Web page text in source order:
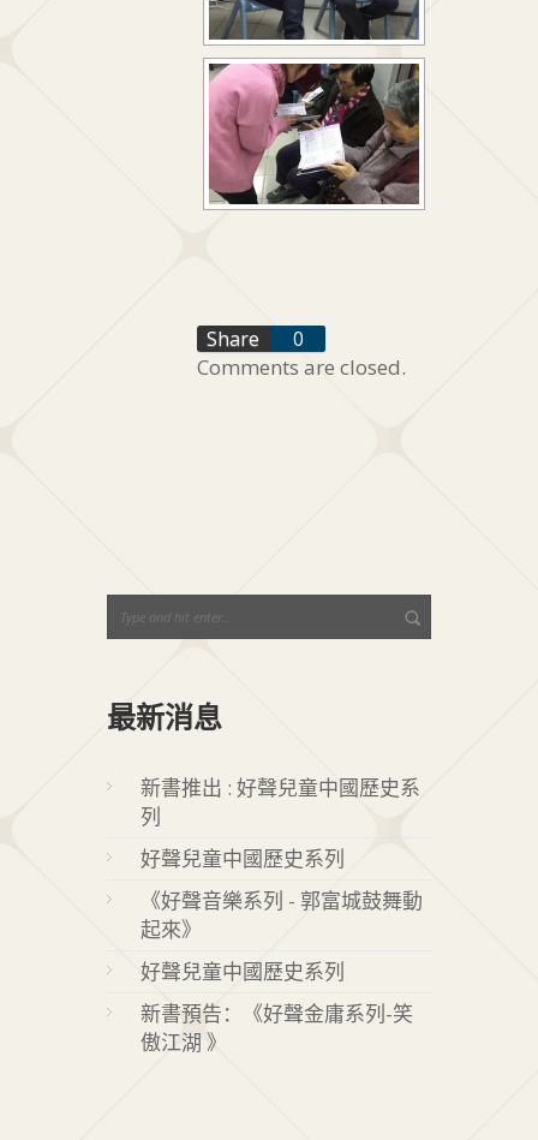
Share
f
t
0
Comments are closed.
最新消息
新書推出 : 好聲兒童中國歷史系
列
好聲兒童中國歷史系列
《好聲音樂系列 - 郭富城鼓舞動
起來》
好聲兒童中國歷史系列
新書預告：《好聲金庸系列-笑
傲江湖 》